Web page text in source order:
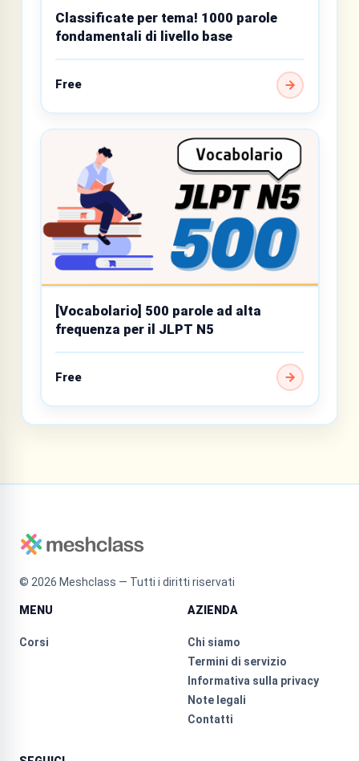
Classificate per tema! 1000 parole
fondamentali di livello base
Free
[Vocabolario] 500 parole ad alta
frequenza per il JLPT N5
Free
© 2026 Meshclass — Tutti i diritti riservati
MENU
Corsi
AZIENDA
Chi siamo
Termini di servizio
Informativa sulla privacy
Note legali
Contatti